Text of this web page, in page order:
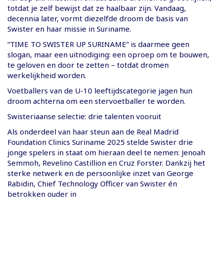
totdat je zelf bewijst dat ze haalbaar zijn. Vandaag,
decennia later, vormt diezelfde droom de basis van
Swister en haar missie in Suriname.
“TIME TO SWISTER UP SURINAME” is daarmee geen
slogan, maar een uitnodiging: een oproep om te bouwen,
te geloven en door te zetten – totdat dromen
werkelijkheid worden.
Voetballers van de U-10 leeftijdscategorie jagen hun
droom achterna om een stervoetballer te worden.
Swisteriaanse selectie: drie talenten vooruit
Als onderdeel van haar steun aan de Real Madrid
Foundation Clinics Suriname 2025 stelde Swister drie
jonge spelers in staat om hieraan deel te nemen: Jenoah
Semmoh, Revelino Castillion en Cruz Forster. Dankzij het
sterke netwerk en de persoonlijke inzet van George
Rabidin, Chief Technology Officer van Swister én
betrokken ouder in